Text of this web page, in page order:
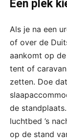
Een plek
Als je na een
of over de
aankomt op
tent of
zetten. Doe
de
luchtbed ’s
op de stand